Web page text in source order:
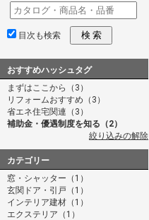
目次も検索 検 索
おすすめハッシュタグ
まずはここから（3）
リフォームおすすめ（3）
省エネ住宅関連（3）
補助金・優遇制度を知る（2）
絞り込みの解除
カテゴリー
窓・シャッター（1）
玄関ドア・引戸（1）
インテリア建材（1）
エクステリア（1）